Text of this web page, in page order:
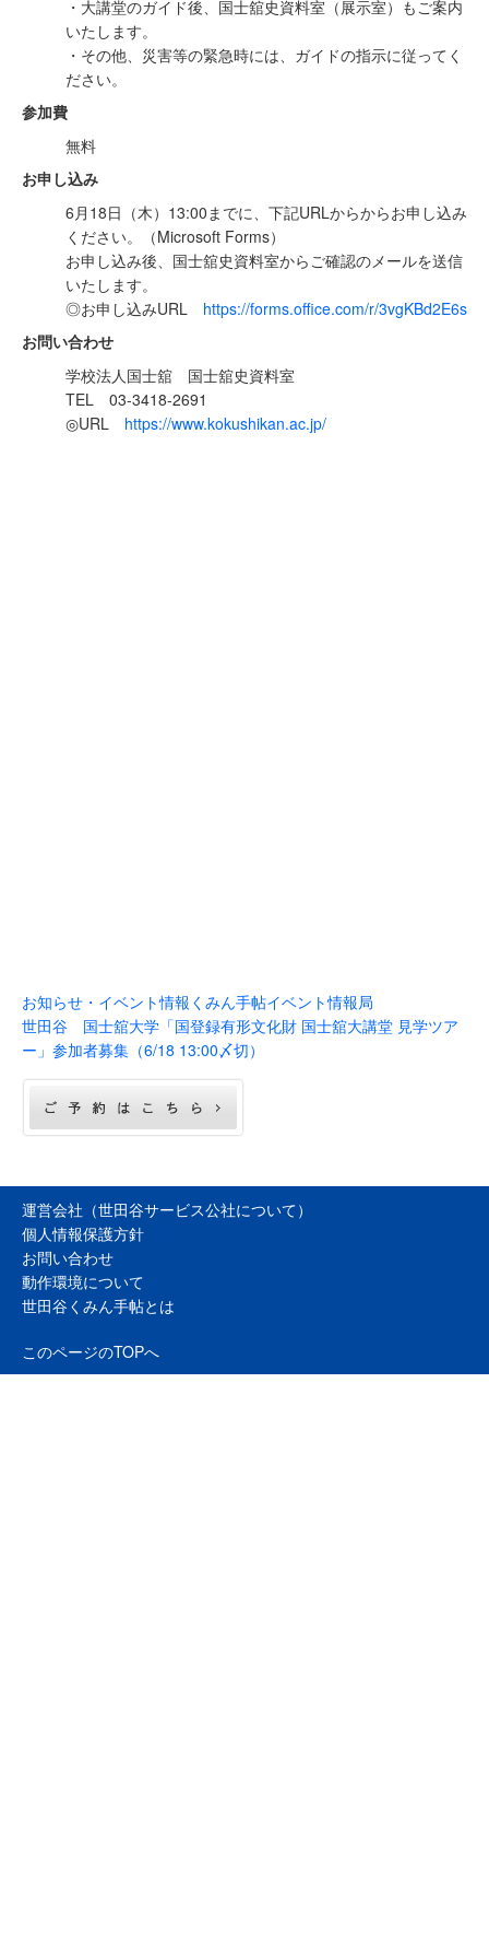
・大講堂のガイド後、国士舘史資料室（展示室）もご案内
いたします。
・その他、災害等の緊急時には、ガイドの指示に従ってく
ださい。
参加費
無料
お申し込み
6月18日（木）13:00までに、下記URLからからお申し込み
ください。（Microsoft Forms）
お申し込み後、国士舘史資料室からご確認のメールを送信
いたします。
◎お申し込みURL https://forms.office.com/r/3vgKBd2E6s
お問い合わせ
学校法人国士舘 国士舘史資料室
TEL 03-3418-2691
◎URL https://www.kokushikan.ac.jp/
お知らせ・イベント情報 くみん手帖イベント情報局
世田谷 国士舘大学「国登録有形文化財 国士舘大講堂 見学ツア
ー」参加者募集（6/18 13:00〆切）
運営会社（世田谷サービス公社について）
個人情報保護方針
お問い合わせ
動作環境について
世田谷くみん手帖とは
このページのTOPへ